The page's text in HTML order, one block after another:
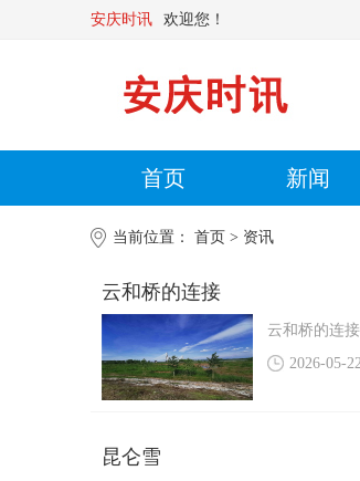
安庆时讯 欢迎您！
首页 新闻
当前位置： 首页 > 资讯
云和桥的连接
云和桥的连
2026-05-
昆仑雪